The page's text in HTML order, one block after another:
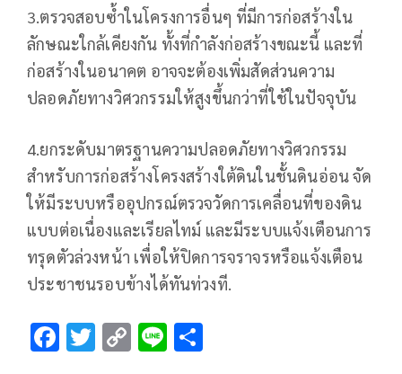
3.ตรวจสอบซ้ำในโครงการอื่นๆ ที่มีการก่อสร้างใน
ลักษณะใกล้เคียงกัน ทั้งที่กำลังก่อสร้างขณะนี้ และที่
ก่อสร้างในอนาคต อาจจะต้องเพิ่มสัดส่วนความ
ปลอดภัยทางวิศวกรรมให้สูงขึ้นกว่าที่ใช้ในปัจจุบัน
4.ยกระดับมาตรฐานความปลอดภัยทางวิศวกรรม
สำหรับการก่อสร้างโครงสร้างใต้ดินในชั้นดินอ่อน จัด
ให้มีระบบหรืออุปกรณ์ตรวจวัดการเคลื่อนที่ของดิน
แบบต่อเนื่องและเรียลไทม์ และมีระบบแจ้งเตือนการ
ทรุดตัวล่วงหน้า เพื่อให้ปิดการจราจรหรือแจ้งเตือน
ประชาชนรอบข้างได้ทันท่วงที.
F T C Li